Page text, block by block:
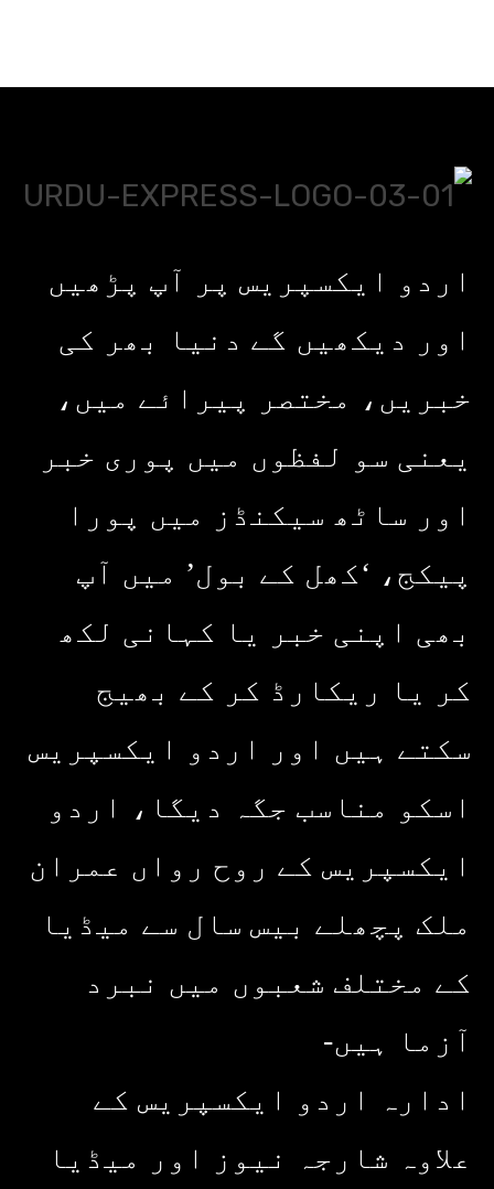
اردو ایکسپریس پر آپ پڑھیں
اور دیکھیں گے دنیا بھر کی
خبریں، مختصر پیرائے میں،
یعنی سو لفظوں میں پوری خبر
اور ساٹھ سیکنڈز میں پورا
پیکج، ‘کھل کے بول’ میں آپ
بھی اپنی خبر یا کہانی لکھ
کر یا ریکارڈ کر کے بھیج
سکتے ہیں اور اردو ایکسپریس
اسکو مناسب جگہ دیگا، اردو
ایکسپریس کے روح رواں عمران
ملک پچھلے بیس سال سے میڈیا
کے مختلف شعبوں میں نبرد
آزما ہیں-
ادارہ اردو ایکسپریس کے
علاوہ شارجہ نیوز اور میڈیا